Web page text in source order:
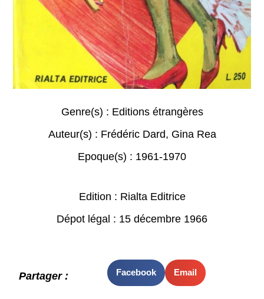
Genre(s) : Editions étrangères
Auteur(s) : Frédéric Dard, Gina Rea
Epoque(s) : 1961-1970
Edition : Rialta Editrice
Dépot légal : 15 décembre 1966
Partager : Facebook Email